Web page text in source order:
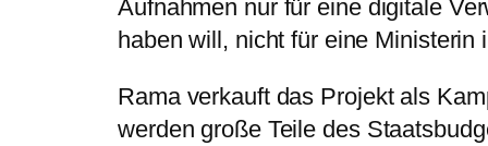
Aufnahmen nur für eine digitale
haben will, nicht für eine Ministerin
Rama verkauft das Projekt als
werden große Teile des